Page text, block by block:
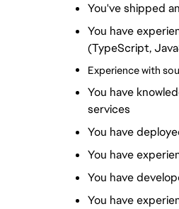
You've shipped
You have
(TypeScript,
Experience with
You have
services
You have
You have
You have
You have